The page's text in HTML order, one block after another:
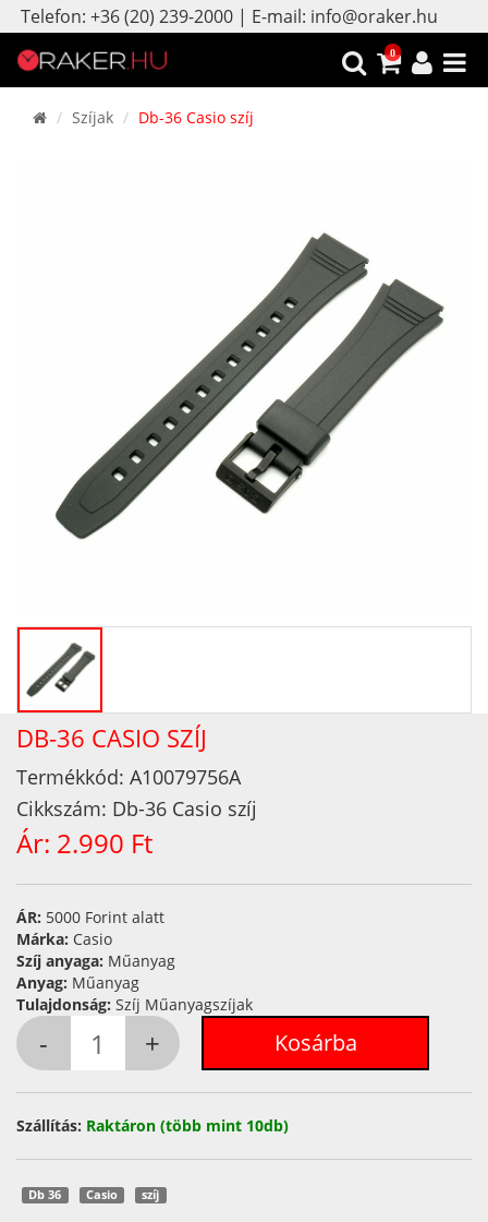
Telefon: +36 (20) 239-2000 | E-mail: info@oraker.hu
0
Szíjak Db-36 Casio szíj
DB-36 CASIO SZÍJ
Termékkód: A10079756A
Cikkszám: Db-36 Casio szíj
Ár: 2.990 Ft
ÁR: 5000 Forint alatt
Márka: Casio
Szíj anyaga: Műanyag
Anyag: Műanyag
Tulajdonság: Szíj Műanyagszíjak
Szállítás: Raktáron (több mint 10db)
Db 36 Casio szíj